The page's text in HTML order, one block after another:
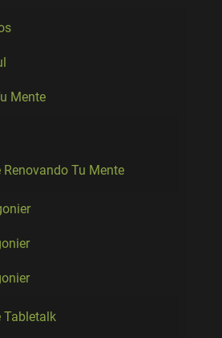
Mente
Renovando Tu Mente
Tabletalk